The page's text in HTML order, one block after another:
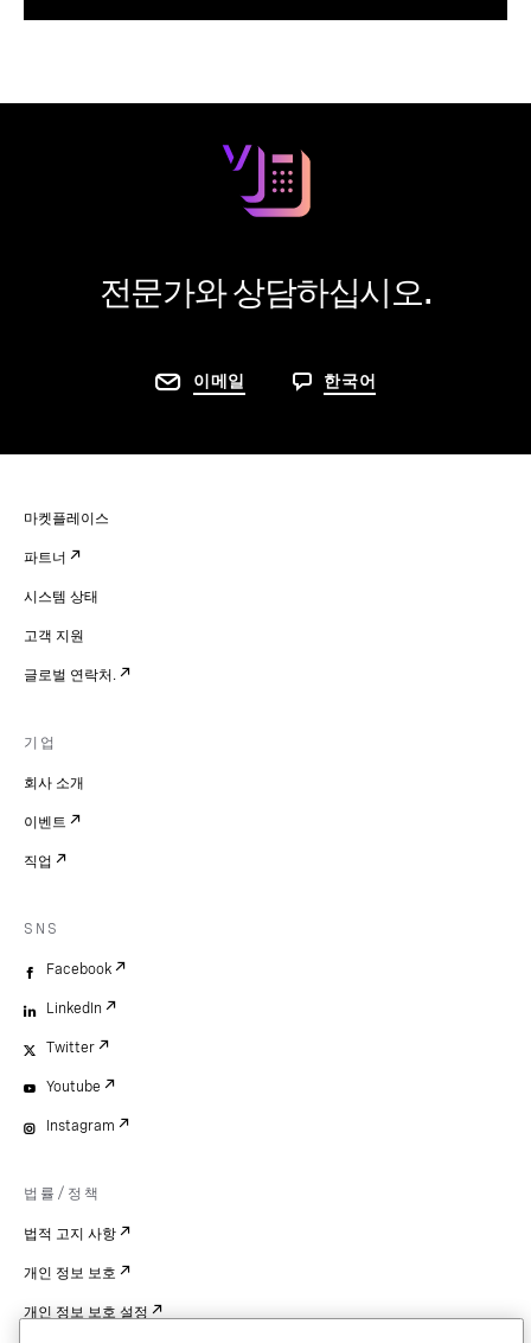
전문가와 상담하십시오.
이메일 한국어
마켓플레이스
파트너
시스템 상태
고객 지원
글로벌 연락처.
기업
회사 소개
이벤트
직업
SNS
Facebook
LinkedIn
Twitter
Youtube
Instagram
법률/정책
법적 고지 사항
개인 정보 보호
개인 정보 보호 설정